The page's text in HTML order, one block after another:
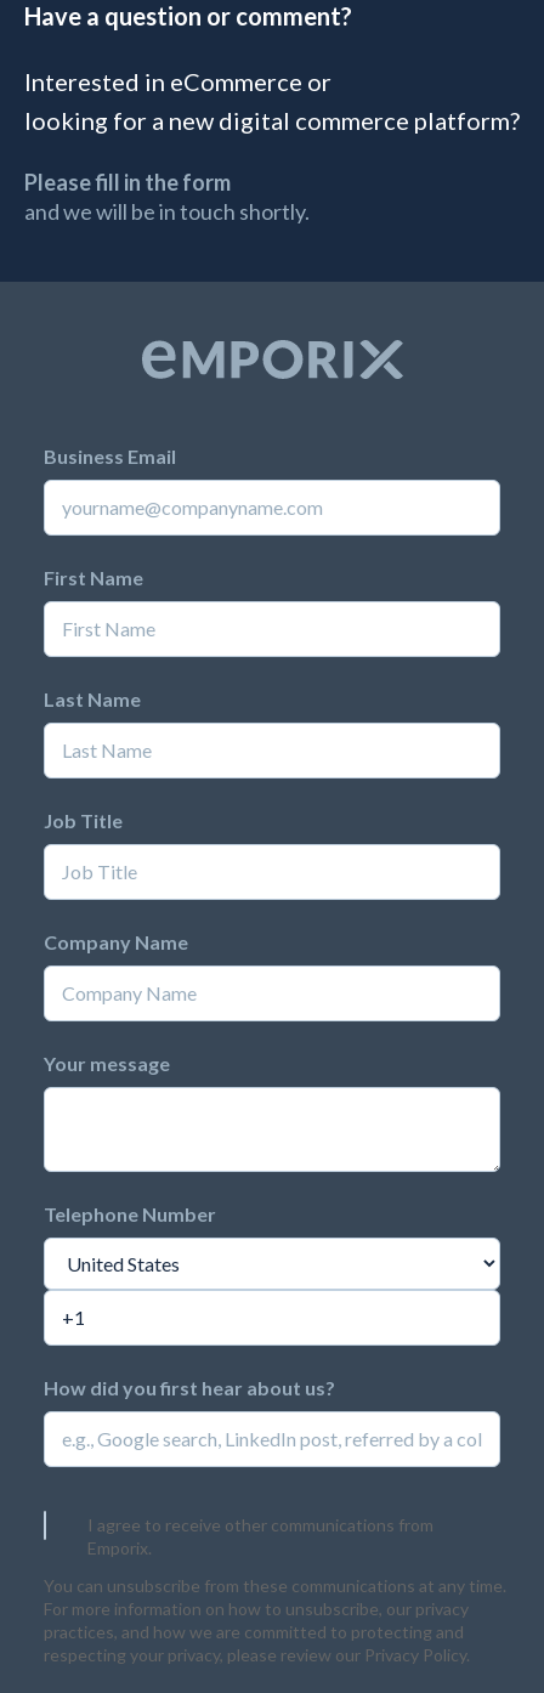
Have a question or comment?
Interested in eCommerce or
looking for a new digital commerce platform?
Please fill in the form
and we will be in touch shortly.
Business Email
First Name
Last Name
Job Title
Company Name
Your message
Telephone Number
How did you first hear about us?
I agree to receive other communications from
Emporix.
You can unsubscribe from these communications at any time.
For more information on how to unsubscribe, our privacy
practices, and how we are committed to protecting and
respecting your privacy, please review our Privacy Policy.